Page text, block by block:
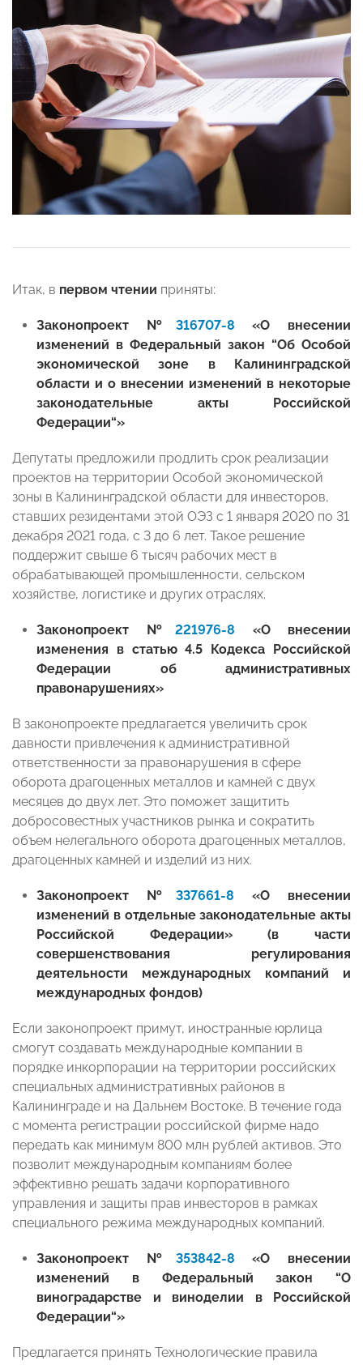
Итак, в первом чтении приняты:
Законопроект № 316707-8 «О внесении
изменений в Федеральный закон “Об Особой
экономической зоне в Калининградской
области и о внесении изменений в некоторые
законодательные акты Российской
Федерации“»
Депутаты предложили продлить срок реализации
проектов на территории Особой экономической
зоны в Калининградской области для инвесторов,
ставших резидентами этой ОЭЗ с 1 января 2020 по 31
декабря 2021 года, с 3 до 6 лет. Такое решение
поддержит свыше 6 тысяч рабочих мест в
обрабатывающей промышленности, сельском
хозяйстве, логистике и других отраслях.
Законопроект № 221976-8 «О внесении
изменения в статью 4.5 Кодекса Российской
Федерации об административных
правонарушениях»
В законопроекте предлагается увеличить срок
давности привлечения к административной
ответственности за правонарушения в сфере
оборота драгоценных металлов и камней с двух
месяцев до двух лет. Это поможет защитить
добросовестных участников рынка и сократить
объем нелегального оборота драгоценных металлов,
драгоценных камней и изделий из них.
Законопроект № 337661-8 «О внесении
изменений в отдельные законодательные акты
Российской Федерации» (в части
совершенствования регулирования
деятельности международных компаний и
международных фондов)
Если законопроект примут, иностранные юрлица
смогут создавать международные компании в
порядке инкорпорации на территории российских
специальных административных районов в
Калининграде и на Дальнем Востоке. В течение года
с момента регистрации российской фирме надо
передать как минимум 800 млн рублей активов. Это
позволит международным компаниям более
эффективно решать задачи корпоративного
управления и защиты прав инвесторов в рамках
специального режима международных компаний.
Законопроект № 353842-8 «О внесении
изменений в Федеральный закон “О
виноградарстве и виноделии в Российской
Федерации“»
Предлагается принять Технологические правила